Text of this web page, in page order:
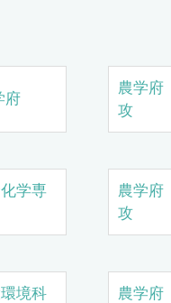
府
農学
攻
学専
農学
攻
境科
農学